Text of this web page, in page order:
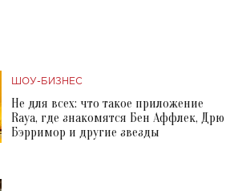
ШОУ-БИЗНЕС
Не для всех: что такое приложение
Raya, где знакомятся Бен Аффлек, Дрю
Бэрримор и другие звезды